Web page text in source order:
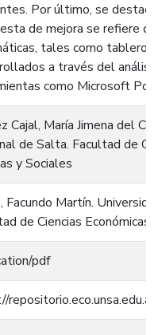
Por último, se destaca
de mejora se refiere
tales como tableros
a través del
como Microsoft
Cajal, María Jimena del
de Salta. Facultad de
y Sociales
Facundo Martín.
de Ciencias Económicas,
pdf